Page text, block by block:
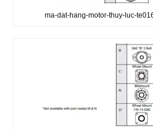
ma-dat-hang-motor-thuy-luc-